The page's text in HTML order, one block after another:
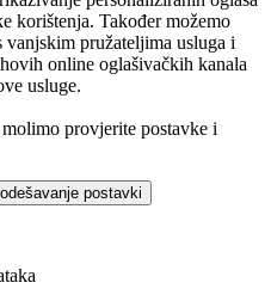
korištenja. Također možemo
vanjskim pružateljima usluga i
online oglašivačkih kanala
usluge.
provjerite postavke i
postavki